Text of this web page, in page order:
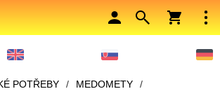
POTŘEBY / MEDOMETY
/